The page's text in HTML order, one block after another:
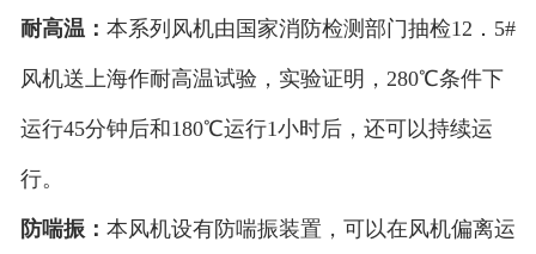
耐高温： 本系列风机由国家消防检测部门抽检12．5#
风机送上海作耐高温试验，实验证明，280℃条件下
运行45分钟后和180℃运行1小时后，还可以持续运
行。
防喘振： 本风机设有防喘振装置，可以在风机偏离运